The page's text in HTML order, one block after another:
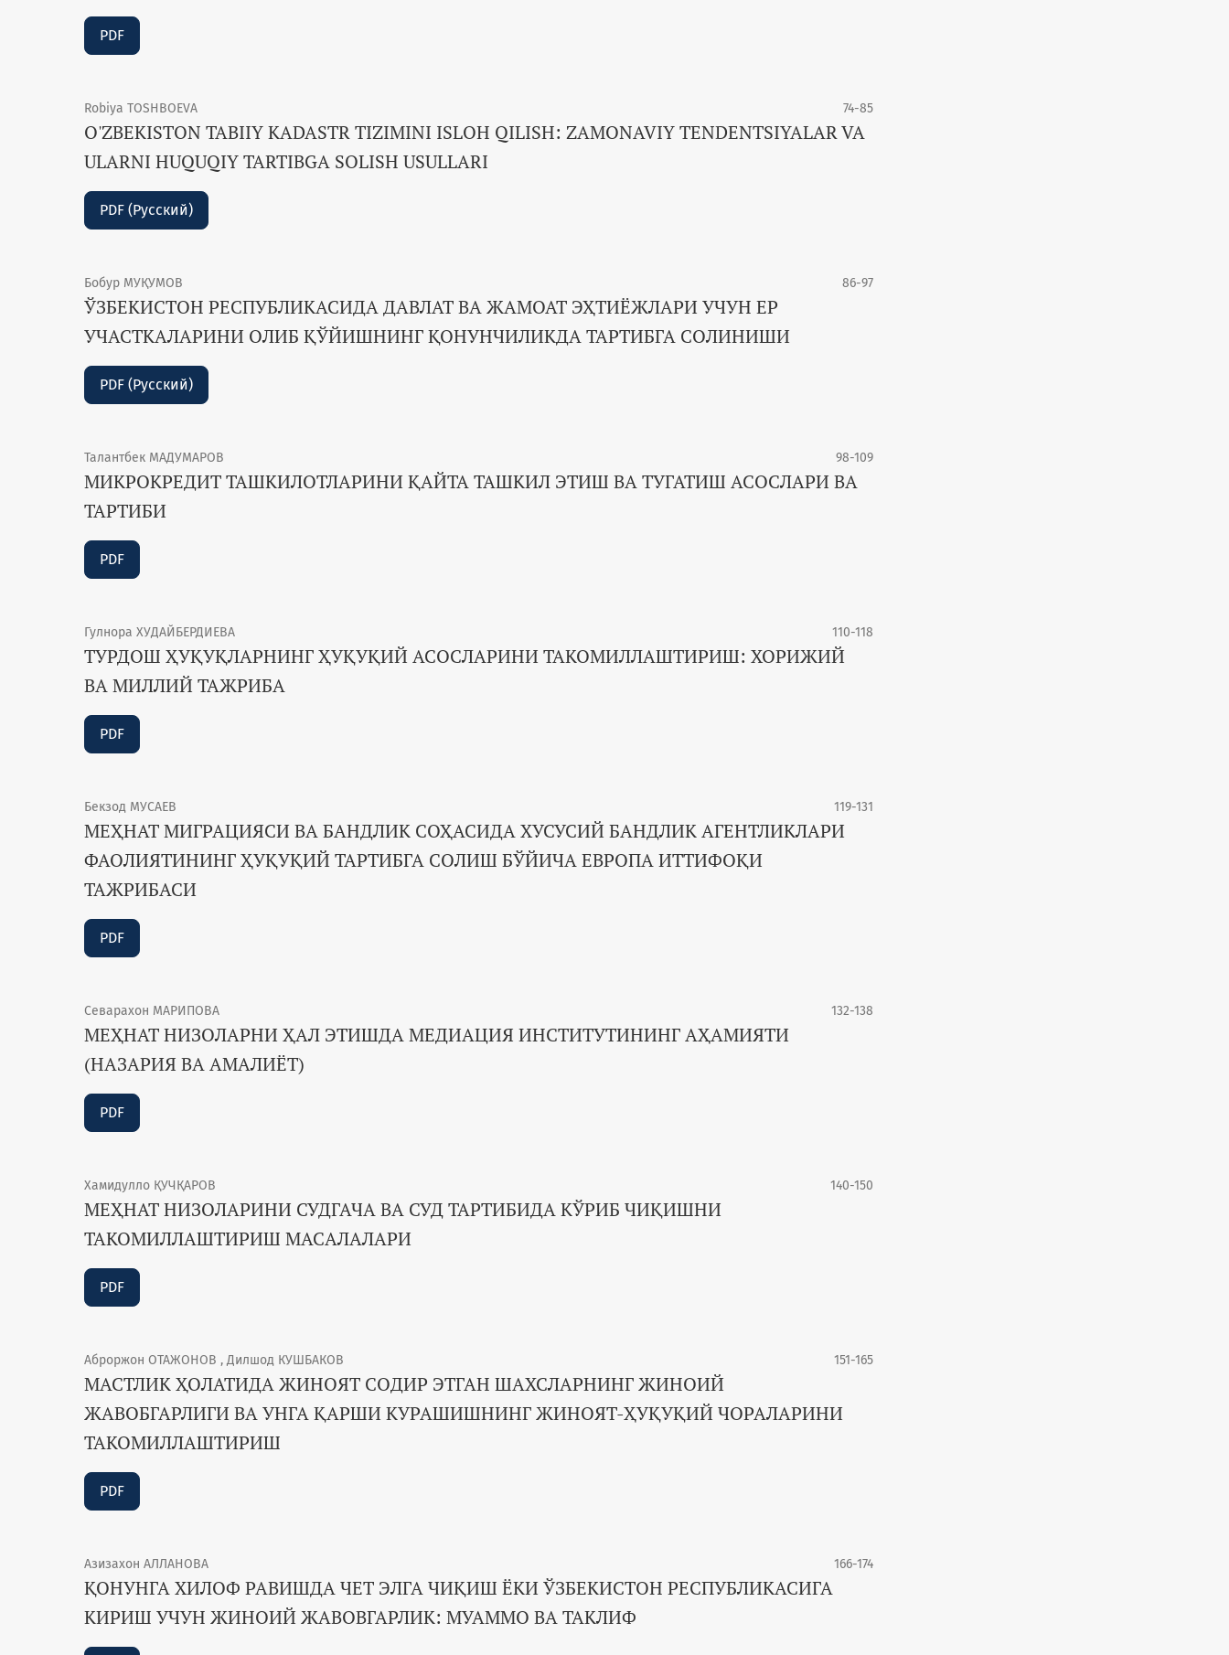
PDF
Robiya ТOSHBOEVA 74-85
O'ZBEKISTON TABIIY KADASTR TIZIMINI ISLOH QILISH: ZAMONAVIY TENDENTSIYALAR VA
ULARNI HUQUQIY TARTIBGA SOLISH USULLARI
PDF (Русский)
Бобур МУҚУМОВ 86-97
ЎЗБЕКИСТОН РЕСПУБЛИКАСИДА ДАВЛАТ ВА ЖАМОАТ ЭҲТИЁЖЛАРИ УЧУН ЕР
УЧАСТКАЛАРИНИ ОЛИБ ҚЎЙИШНИНГ ҚОНУНЧИЛИКДА ТАРТИБГА СОЛИНИШИ
PDF (Русский)
Талантбек МАДУМАРОВ 98-109
МИКРОКРЕДИТ ТАШКИЛОТЛАРИНИ ҚАЙТА ТАШКИЛ ЭТИШ ВА ТУГАТИШ АСОСЛАРИ ВА
ТАРТИБИ
PDF
Гулнора ХУДАЙБЕРДИЕВА 110-118
ТУРДОШ ҲУҚУҚЛАРНИНГ ҲУҚУҚИЙ АСОСЛАРИНИ ТАКОМИЛЛАШТИРИШ: ХОРИЖИЙ
ВА МИЛЛИЙ ТАЖРИБА
PDF
Бекзод МУСАЕВ 119-131
МЕҲНАТ МИГРАЦИЯСИ ВА БАНДЛИК СОҲАСИДА ХУСУСИЙ БАНДЛИК АГЕНТЛИКЛАРИ
ФАОЛИЯТИНИНГ ҲУҚУҚИЙ ТАРТИБГА СОЛИШ БЎЙИЧА ЕВРОПА ИТТИФОҚИ
ТАЖРИБАСИ
PDF
Севарахон МАРИПОВА 132-138
МЕҲНАТ НИЗОЛАРНИ ҲАЛ ЭТИШДА МЕДИАЦИЯ ИНСТИТУТИНИНГ АҲАМИЯТИ
(НАЗАРИЯ ВА АМАЛИЁТ)
PDF
Хамидулло ҚУЧҚАРОВ 140-150
МЕҲНАТ НИЗОЛАРИНИ СУДГАЧА ВА СУД ТАРТИБИДА КЎРИБ ЧИҚИШНИ
ТАКОМИЛЛАШТИРИШ МАСАЛАЛАРИ
PDF
Аброржон ОТАЖОНОВ , Дилшод КУШБАКОВ 151-165
МАСТЛИК ҲОЛАТИДА ЖИНОЯТ СОДИР ЭТГАН ШАХСЛАРНИНГ ЖИНОИЙ
ЖАВОБГАРЛИГИ ВА УНГА ҚАРШИ КУРАШИШНИНГ ЖИНОЯТ-ҲУҚУҚИЙ ЧОРАЛАРИНИ
ТАКОМИЛЛАШТИРИШ
PDF
Азизахон АЛЛАНОВА 166-174
ҚОНУНГА ХИЛОФ РАВИШДА ЧЕТ ЭЛГА ЧИҚИШ ЁКИ ЎЗБЕКИСТОН РЕСПУБЛИКАСИГА
КИРИШ УЧУН ЖИНОИЙ ЖАВОВГАРЛИК: МУАММО ВА ТАКЛИФ